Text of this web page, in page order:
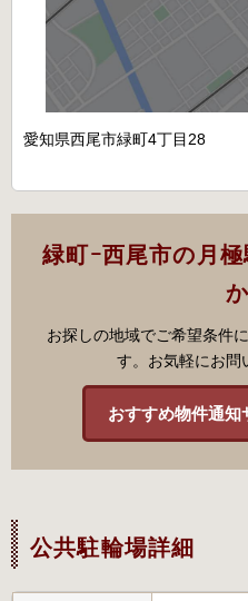
愛知県西尾市緑町4丁目28
緑町ｰ西尾市の月
お探しの地域でご希望条件
す。お気軽にお問
おすすめ物件通知
公共駐輪場詳細